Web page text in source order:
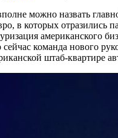
можно назвать
в которых
американского
команда нового
штаб-квартире